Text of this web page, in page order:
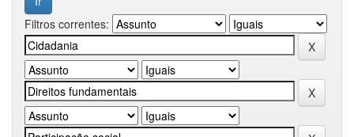
Filtros correntes: